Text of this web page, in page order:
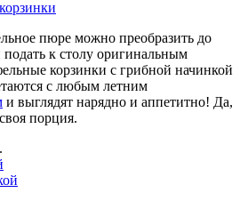
пюре можно преобразить до
подать к столу оригинальным
корзинки с грибной начинкой
с любым летним
и выглядят нарядно и аппетитно! Да,
порция.